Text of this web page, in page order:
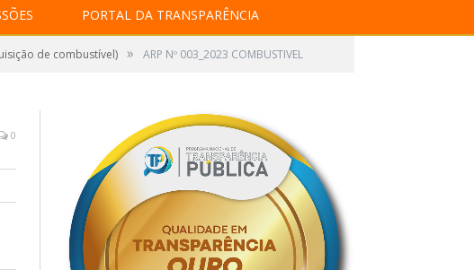
PORTAL DA TRANSPARÊNCIA
de combustível) » ARP Nº 003_2023 COMBUSTIVEL
0